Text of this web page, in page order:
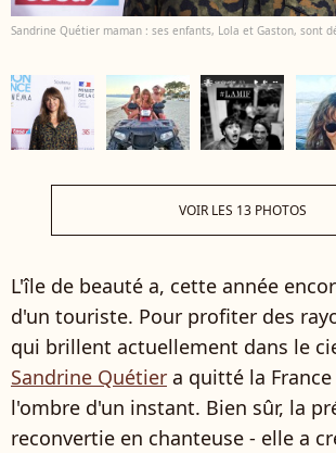
Sandrine Quétier maman : ses enfants, Lola et Gaston, sont
VOIR LES 13 PHOTOS
L'île de beauté a, cette année
d'un touriste. Pour profiter des
qui brillent actuellement dans le
Sandrine Quétier a quitté la
l'ombre d'un instant. Bien sûr, la
reconvertie en chanteuse - elle a